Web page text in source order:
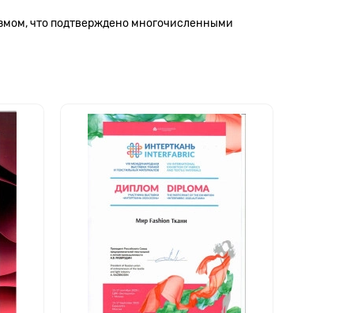
что подтверждено многочисленными